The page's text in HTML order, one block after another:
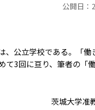
公開日：
、公立学校である。「働
て3回に亘り、筆者の「
茨城大学